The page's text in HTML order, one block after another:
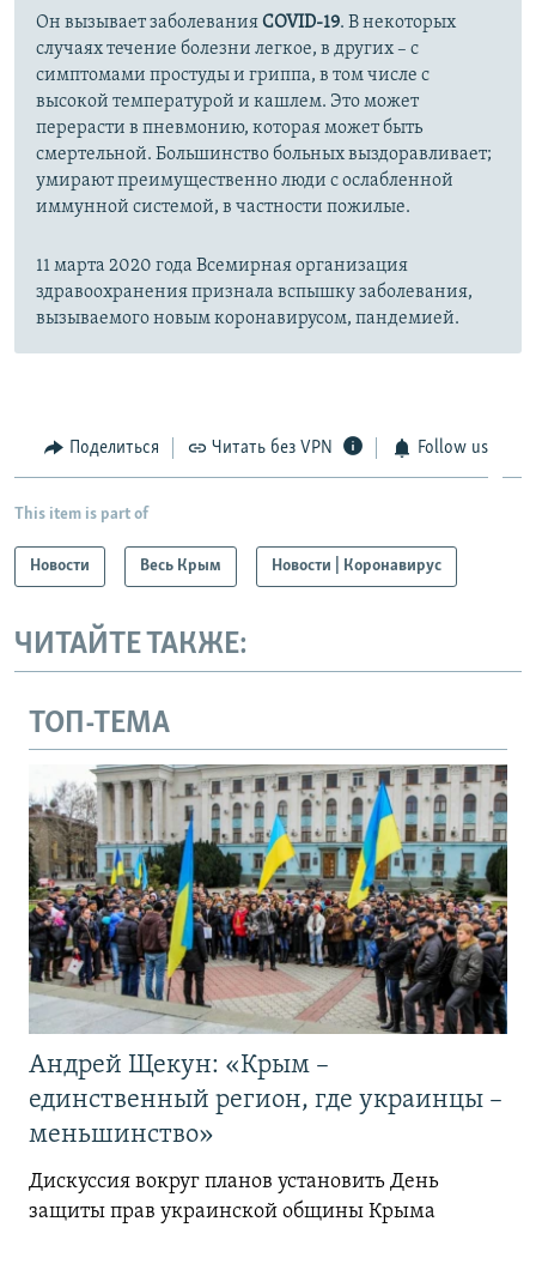
Он вызывает заболеванияCOVID-19. В некоторых
случаях течение болезни легкое, в других – с
симптомами простуды и гриппа, в том числе с
высокой температурой и кашлем. Это может
перерасти в пневмонию, которая может быть
смертельной. Большинство больных выздоравливает;
умирают преимущественно люди с ослабленной
иммунной системой, в частности пожилые.
11 марта 2020 года Всемирная организация
здравоохранения признала вспышку заболевания,
вызываемого новым коронавирусом, пандемией.
Поделиться Читать без VPN Follow us
This item is part of
Новости Весь Крым Новости | Коронавирус
ЧИТАЙТЕ ТАКЖЕ:
ТОП-ТЕМА
Андрей Щекун: «Крым –
единственный регион, где украинцы –
меньшинство»
Дискуссия вокруг планов установить День
защиты прав украинской общины Крыма